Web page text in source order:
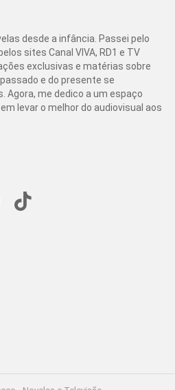
desde a infância. Passei pelo
sites Canal VIVA, RD1 e TV
exclusivas e matérias sobre
e do presente se
Agora, me dedico a um espaço
levar o melhor do audiovisual aos